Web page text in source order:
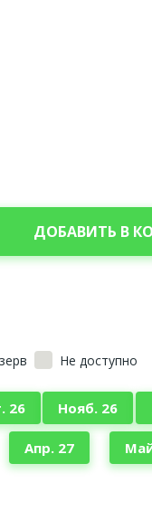
ДОБАВИТЬ В
Не доступно
26 Нояб. 26
Апр. 27